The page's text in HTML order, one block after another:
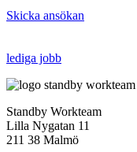
Skicka ansökan
lediga jobb
Standby Workteam
Lilla Nygatan 11
211 38 Malmö